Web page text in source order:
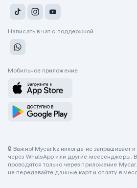
Написать в чат с поддержкой
Мобильное приложение
🔒 Важно! Mycar.kz никогда не запрашивает
через WhatsApp или другие мессенджеры.
проводятся только через приложение
не передавайте данные карт и оплату в